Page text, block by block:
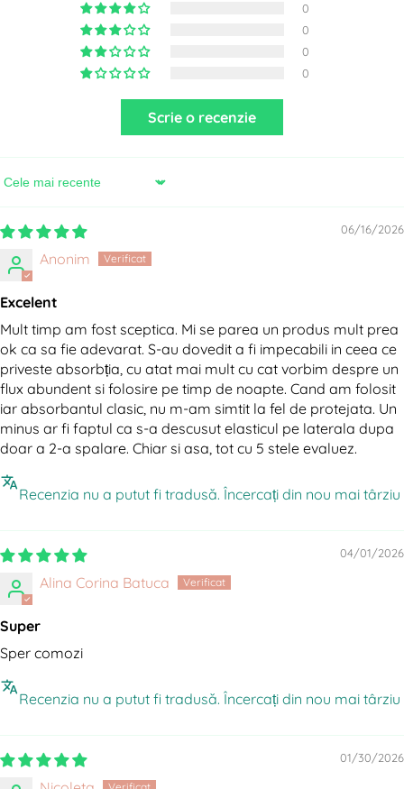
0
0
0
0
Scrie o recenzie
Sort by
06/16/2026
Anonim
Excelent
Mult timp am fost sceptica. Mi se parea un produs mult prea
ok ca sa fie adevarat. S-au dovedit a fi impecabili in ceea ce
priveste absorbția, cu atat mai mult cu cat vorbim despre un
flux abundent si folosire pe timp de noapte. Cand am folosit
iar absorbantul clasic, nu m-am simtit la fel de protejata. Un
minus ar fi faptul ca s-a descusut elasticul pe laterala dupa
doar a 2-a spalare. Chiar si asa, tot cu 5 stele evaluez.
Recenzia nu a putut fi tradusă. Încercați din nou mai târziu
04/01/2026
Alina Corina Batuca
Super
Sper comozi
Recenzia nu a putut fi tradusă. Încercați din nou mai târziu
01/30/2026